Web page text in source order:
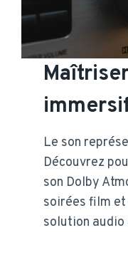
Le son
Découvrez
son Dolby
soirées film
solution